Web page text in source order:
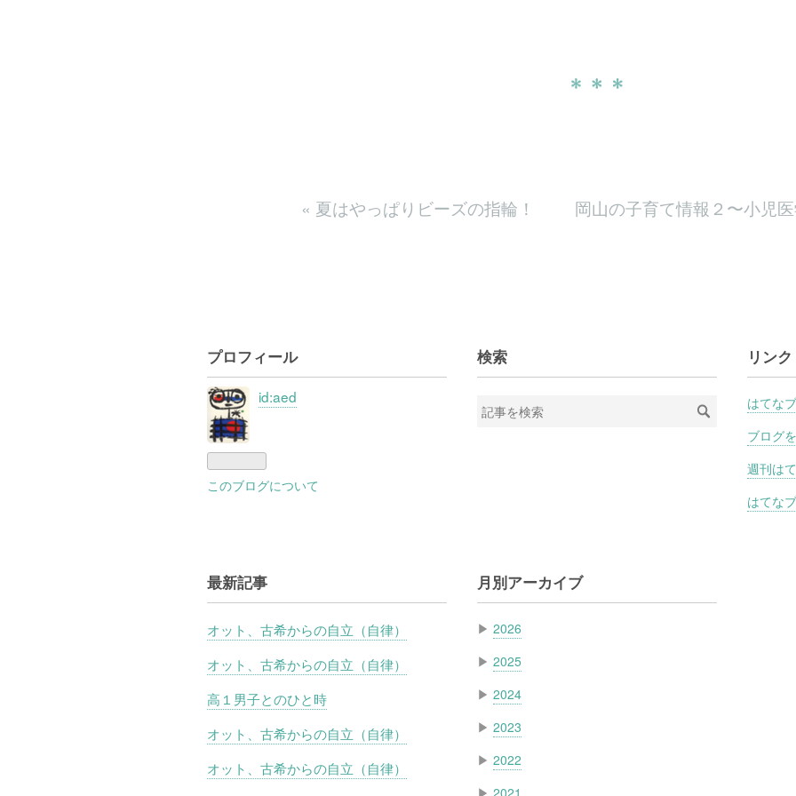
« 夏はやっぱりビーズの指輪！ 岡山の子育て情報２〜小児
プロフィール
id:aed
このブログについて
検索 リンク
はてな
ブログ
週刊は
はてな
最新記事
オット、古希からの自立（自律）
オット、古希からの自立（自律）
高１男子とのひと時
オット、古希からの自立（自律）
オット、古希からの自立（自律）
月別アーカイブ
▶ 2026
▶ 2025
▶ 2024
▶ 2023
▶ 2022
▶ 2021